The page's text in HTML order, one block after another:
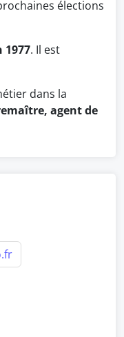
élections
1977. Il est
dans la
agent de